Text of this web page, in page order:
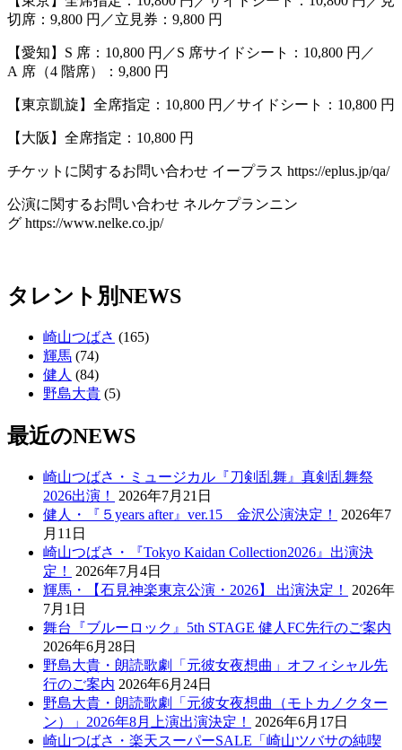
切席：9,800 円／立見券：9,800 円
【愛知】S 席：10,800 円／S 席サイドシート：10,800 円／
A 席（4 階席）：9,800 円
【東京凱旋】全席指定：10,800 円／サイドシート：10,800 円
【大阪】全席指定：10,800 円
チケットに関するお問い合わせ イープラス https://eplus.jp/qa/
公演に関するお問い合わせ ネルケプランニン
グ https://www.nelke.co.jp/
タレント別NEWS
崎山つばさ (165)
輝馬 (74)
健人 (84)
野島大貴 (5)
最近のNEWS
崎山つばさ・ミュージカル『刀剣乱舞』真剣乱舞祭
2026出演！
2026年7月21日
健人・『５years after』ver.15 金沢公演決定！
2026年7
月11日
崎山つばさ・『Tokyo Kaidan Collection2026』出演決
定！
2026年7月4日
輝馬・【石見神楽東京公演・2026】 出演決定！
2026年
7月1日
舞台『ブルーロック』5th STAGE 健人FC先行のご案内
2026年6月28日
野島大貴・朗読歌劇「元彼女夜想曲」オフィシャル先
行のご案内 2026年6月24日
野島大貴・朗読歌劇「元彼女夜想曲（モトカノクター
ン）」2026年8月上演出演決定！
2026年6月17日
崎山つばさ・楽天スーパーSALE「崎山ツバサの純喫